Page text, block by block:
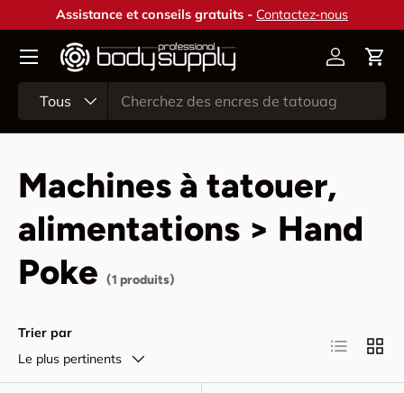
Aller au contenu
Assistance et conseils gratuits - Contactez-nous
Tous
Compte
Machines à tatouer,
alimentations > Hand
Poke (1 produits)
Trier par
Le plus pertinents
Liste Grille